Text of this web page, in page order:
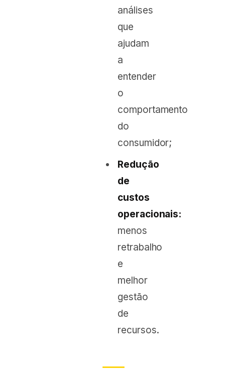
análises
que
ajudam
a
entender
o
comportamento
do
consumidor;
Redução
de
custos
operacionais:
menos
retrabalho
e
melhor
gestão
de
recursos.